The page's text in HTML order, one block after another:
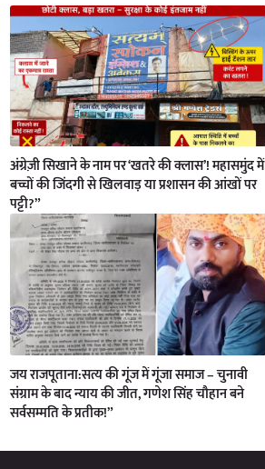
अंग्रेज़ी सिखाने के नाम पर ‘खतरे की क्लास’! महासमुंद में
बच्चों की जिंदगी से खिलवाड़ या प्रशासन की आंखों पर
पट्टी?”
जय राजपूताना:सत्य की गूंज में गूंजा समाज – चुनावी
संग्राम के बाद न्याय की जीत, गणेश सिंह चौहान बने
सर्वसम्मति के प्रतीक!”